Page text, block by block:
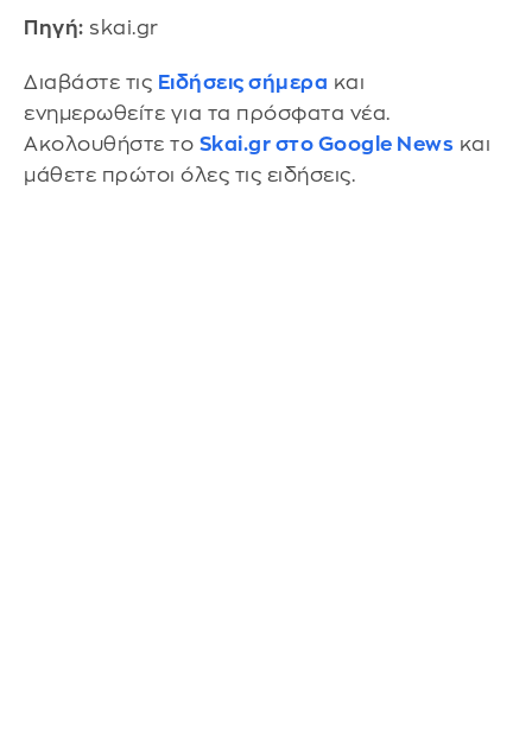
Πηγή: skai.gr
Διαβάστε τις Ειδήσεις σήμερα και
ενημερωθείτε για τα πρόσφατα νέα.
Ακολουθήστε το Skai.gr στο Google News και
μάθετε πρώτοι όλες τις ειδήσεις.